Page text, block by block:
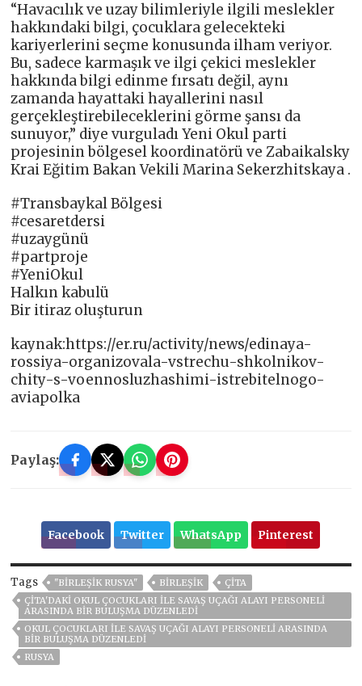
“Havacılık ve uzay bilimleriyle ilgili meslekler
hakkındaki bilgi, çocuklara gelecekteki
kariyerlerini seçme konusunda ilham veriyor.
Bu, sadece karmaşık ve ilgi çekici meslekler
hakkında bilgi edinme fırsatı değil, aynı
zamanda hayattaki hayallerini nasıl
gerçekleştirebileceklerini görme şansı da
sunuyor,” diye vurguladı Yeni Okul parti
projesinin bölgesel koordinatörü ve Zabaikalsky
Krai Eğitim Bakan Vekili Marina Sekerzhitskaya .
#Transbaykal Bölgesi
#cesaretdersi
#uzaygünü
#partproje
#YeniOkul
Halkın kabulü
Bir itiraz oluşturun
kaynak:https://er.ru/activity/news/edinaya-
rossiya-organizovala-vstrechu-shkolnikov-
chity-s-voennosluzhashimi-istrebitelnogo-
aviapolka
Paylaş:
Facebook Twitter WhatsApp Pinterest
Tags "BIRLEŞIK RUSYA" BIRLEŞIK
ÇITA
ÇITA'DAKI OKUL ÇOCUKLARI ILE SAVAŞ UÇAĞI ALAYI PERSONELI
ARASINDA BIR BULUŞMA DÜZENLEDI
OKUL ÇOCUKLARI ILE SAVAŞ UÇAĞI ALAYI PERSONELI ARASINDA
BIR BULUŞMA DÜZENLEDI
RUSYA